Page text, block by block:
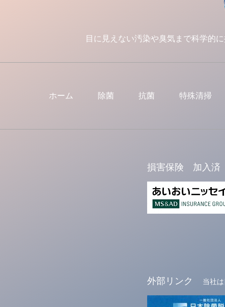
目に見えない汚染や臭気まで科学的
ホーム 除菌 抗菌 特殊清掃
損害保険 加入済
外部リンク 当社